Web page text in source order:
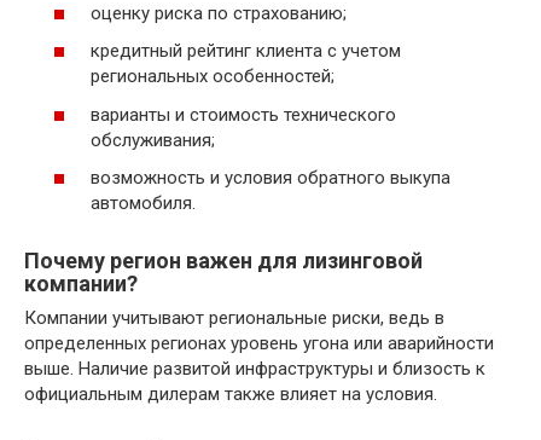
оценку риска по страхованию;
кредитный рейтинг клиента с учетом
региональных особенностей;
варианты и стоимость технического
обслуживания;
возможность и условия обратного выкупа
автомобиля.
Почему регион важен для лизинговой
компании?
Компании учитывают региональные риски, ведь в
определенных регионах уровень угона или аварийности
выше. Наличие развитой инфраструктуры и близость к
официальным дилерам также влияет на условия.